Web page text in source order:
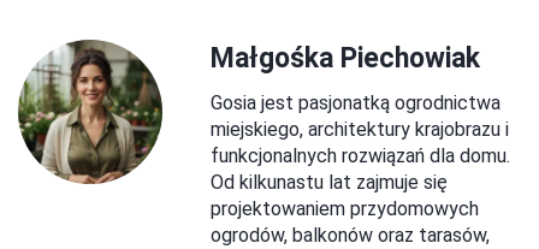
Małgośka Piechowiak
Gosia jest pasjonatką ogrodnictwa
miejskiego, architektury krajobrazu i
funkcjonalnych rozwiązań dla domu.
Od kilkunastu lat zajmuje się
projektowaniem przydomowych
ogrodów, balkonów oraz tarasów,